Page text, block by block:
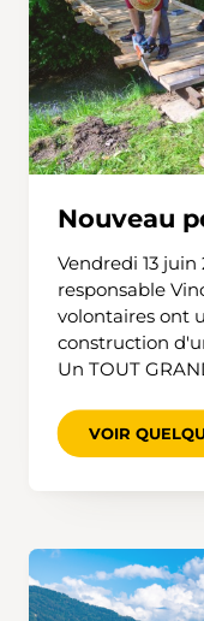
Nouveau
Vendredi 13
responsable
volontaires ont
construction
Un TOUT
VOIR